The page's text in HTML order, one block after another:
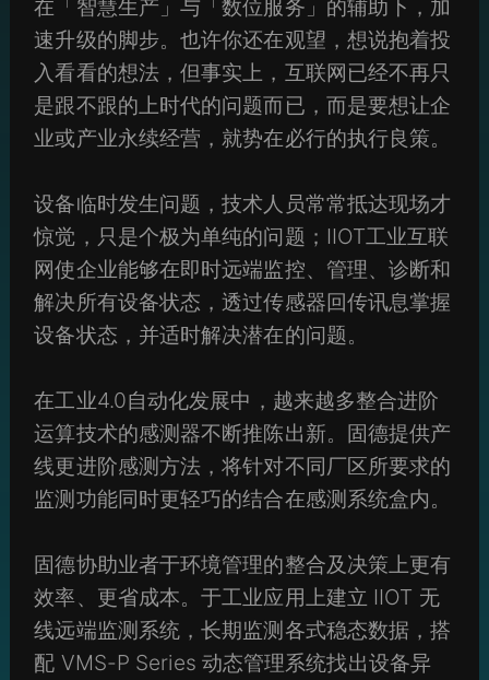
在「智慧生产」与「数位服务」的辅助下，加
速升级的脚步。也许你还在观望，想说抱着投
入看看的想法，但事实上，互联网已经不再只
是跟不跟的上时代的问题而已，而是要想让企
业或产业永续经营，就势在必行的执行良策。
设备临时发生问题，技术人员常常抵达现场才
惊觉，只是个极为单纯的问题；IIOT工业互联
网使企业能够在即时远端监控、管理、诊断和
解决所有设备状态，透过传感器回传讯息掌握
设备状态，并适时解决潜在的问题。
在工业4.0自动化发展中，越来越多整合进阶
运算技术的感测器不断推陈出新。固德提供产
线更进阶感测方法，将针对不同厂区所要求的
监测功能同时更轻巧的结合在感测系统盒内。
固德协助业者于环境管理的整合及决策上更有
效率、更省成本。于工业应用上建立 IIOT 无
线远端监测系统，长期监测各式稳态数据，搭
配 VMS-P Series 动态管理系统找出设备异